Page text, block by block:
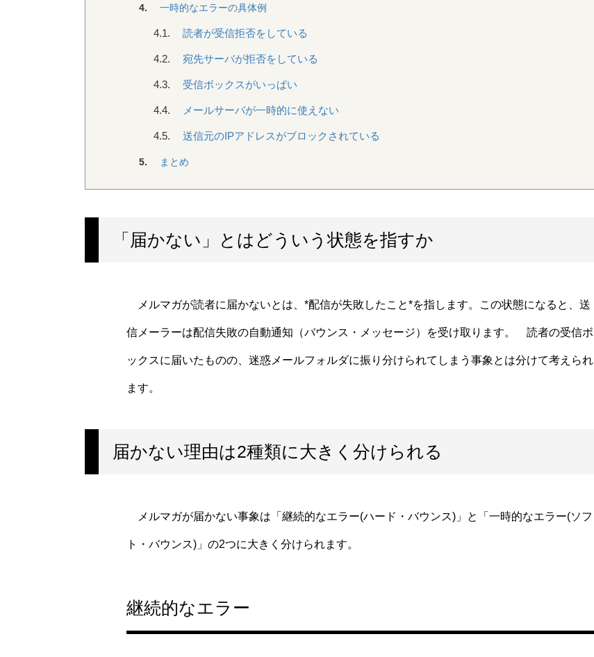
4. 一時的なエラーの具体例
4.1. 読者が受信拒否をしている
4.2. 宛先サーバが拒否をしている
4.3. 受信ボックスがいっぱい
4.4. メールサーバが一時的に使えない
4.5. 送信元のIPアドレスがブロックされている
5. まとめ
「届かない」とはどういう状態を指すか
メルマガが読者に届かないとは、*配信が失敗したこと*を指します。この状態になると、送
信メーラーは配信失敗の自動通知（バウンス・メッセージ）を受け取ります。 読者の受信ボ
ックスに届いたものの、迷惑メールフォルダに振り分けられてしまう事象とは分けて考えられ
ます。
届かない理由は2種類に大きく分けられる
メルマガが届かない事象は「継続的なエラー(ハード・バウンス)」と「一時的なエラー(ソフ
ト・バウンス)」の2つに大きく分けられます。
継続的なエラー